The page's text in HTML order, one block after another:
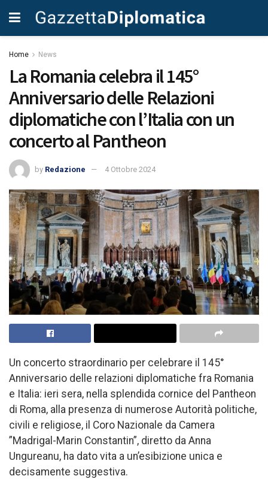
Home News
La Romania celebra il 145°
Anniversario delle Relazioni
diplomatiche con l’Italia con un
concerto al Pantheon
by Redazione 4 Ottobre 2024
Un concerto straordinario per celebrare il 145°
Anniversario delle relazioni diplomatiche fra Romania
e Italia: ieri sera, nella splendida cornice del Pantheon
di Roma, alla presenza di numerose Autorità politiche,
civili e religiose, il Coro Nazionale da Camera
”Madrigal-Marin Constantin”, diretto da Anna
Ungureanu, ha dato vita a un’esibizione unica e
decisamente suggestiva.